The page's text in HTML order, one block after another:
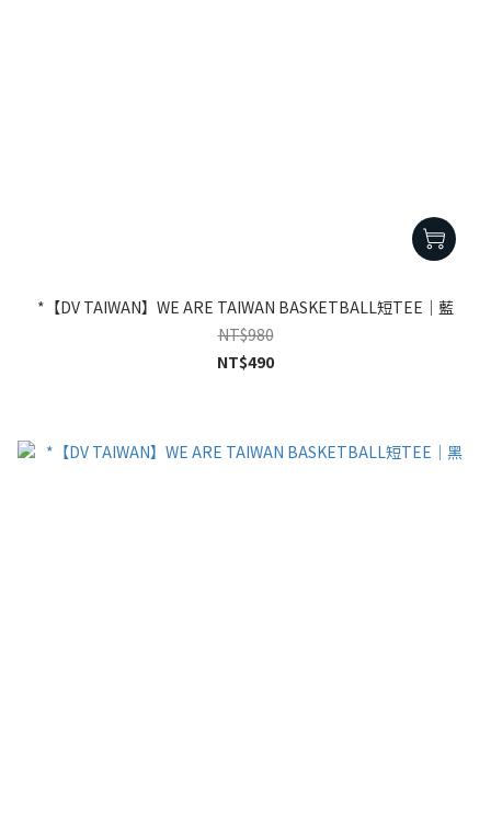
*【DV TAIWAN】WE ARE TAIWAN BASKETBALL短TEE｜藍
NT$980
NT$490